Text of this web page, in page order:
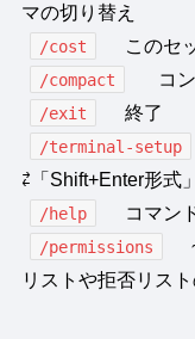
マの切り替え
/cost このセ
/compact コン
/exit 終了
/terminal-setup
⇄「Shift+Enter形式
/help コマン
/permissions
リストや拒否リス